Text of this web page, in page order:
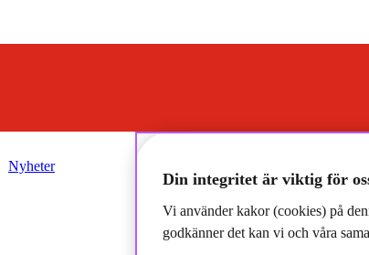
Nyheter
Din integritet är viktig för
Vi använder kakor (cookies) på
godkänner det kan vi och våra